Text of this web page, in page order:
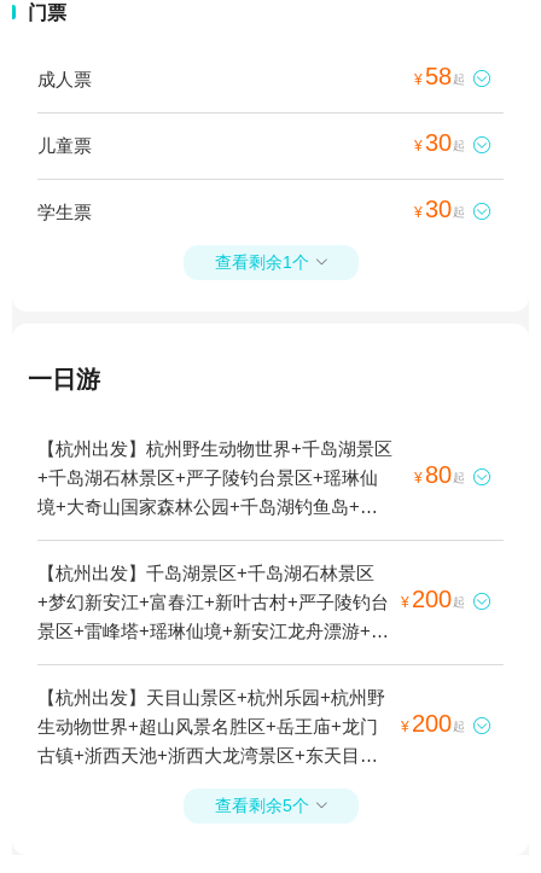
门票
成人票 ¥ 58起 
儿童票 ¥30起 
学生票 ¥30起 
查看剩余1个 
一日游
【杭州出发】杭州野生动物世界+千岛湖景区
+千岛湖石林景区+严子陵钓台景区+瑶琳仙
境+大奇山国家森林公园+千岛湖钓鱼岛+灵
栖洞天+千岛湖东南湖区+良渚古城遗址公园
+千岛湖中心湖区+千岛湖夜游+瑶琳国家森
林公园+千岛湖直升机体验+天屿山观景台
+千岛湖游船+新安江1日游
¥ 80起 
【杭州出发】千岛湖景区+千岛湖石林景区
+梦幻新安江+富春江+新叶古村+严子陵钓台
景区+雷峰塔+瑶琳仙境+新安江龙舟漂游+新
安江铜官峡+大慈岩风景区+严子陵钓台-已下
线+千岛湖森林氧吧+九咆界风景区+珍珠流
香+梅峰岛--下线+千岛湖钓鱼岛+千岛湖好运
岛+灵栖洞+新安江水电站+千岛湖啤酒博物
+千岛湖东南湖区+千岛湖龙川湾+印象富春
¥ 200起 
【杭州出发】天目山景区+杭州乐园+杭州野
生动物世界+超山风景名胜区+岳王庙+龙门
古镇+浙西天池+浙西大龙湾景区+东天目山
景区+胡雪岩故居+山沟沟景区+富春桃源风
景区+安吉天目山漂流+钱王陵+杭州植物园
¥ 200起 
查看剩余5个 